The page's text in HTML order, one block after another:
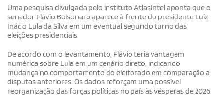
Uma pesquisa divulgada pelo instituto AtlasIntel aponta que o
senador Flávio Bolsonaro aparece à frente do presidente Luiz
Inácio Lula da Silva em um eventual segundo turno das
eleições presidenciais.
De acordo com o levantamento, Flávio teria vantagem
numérica sobre Lula em um cenário direto, indicando
mudança no comportamento do eleitorado em comparação a
disputas anteriores. Os dados reforçam uma possível
reorganização das forças políticas no país às vésperas de 2026.